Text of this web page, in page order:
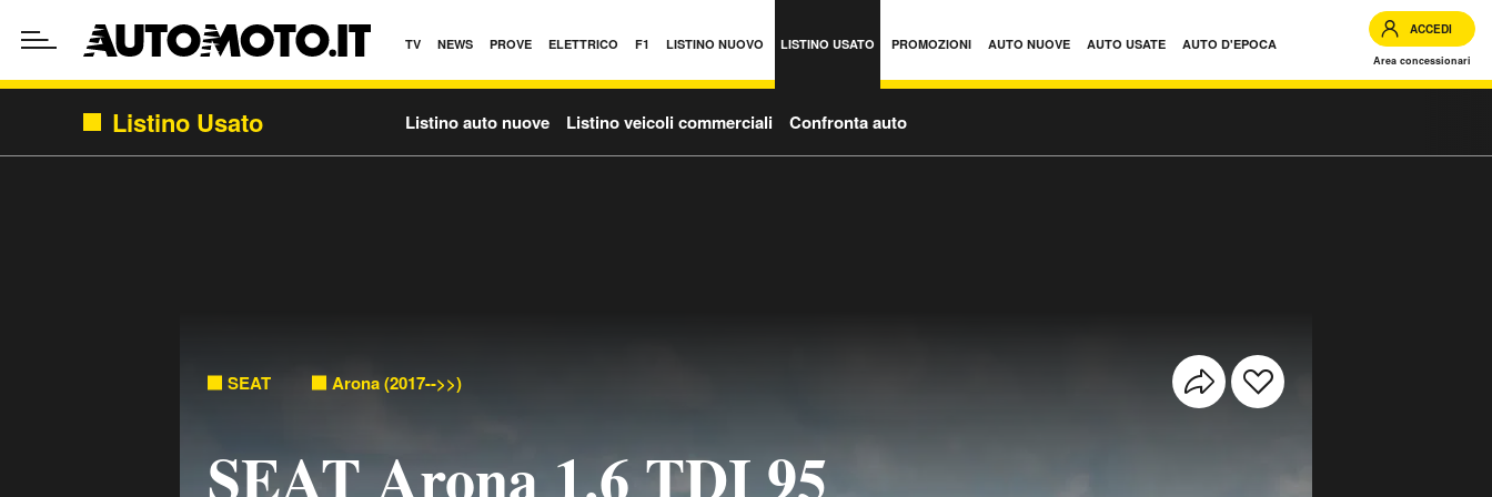
TV NEWS PROVE ELETTRICO F1 LISTINO NUOVO LISTINO USATO PROMOZIONI AUTO NUOVE AUTO USATE AUTO D'EPOCA
ACCEDI
Area concessionari
Listino Usato Listino auto nuove Listino veicoli commerciali Confronta auto
SEAT Arona (2017-->>)
SEAT Arona 1.6 TDI 95